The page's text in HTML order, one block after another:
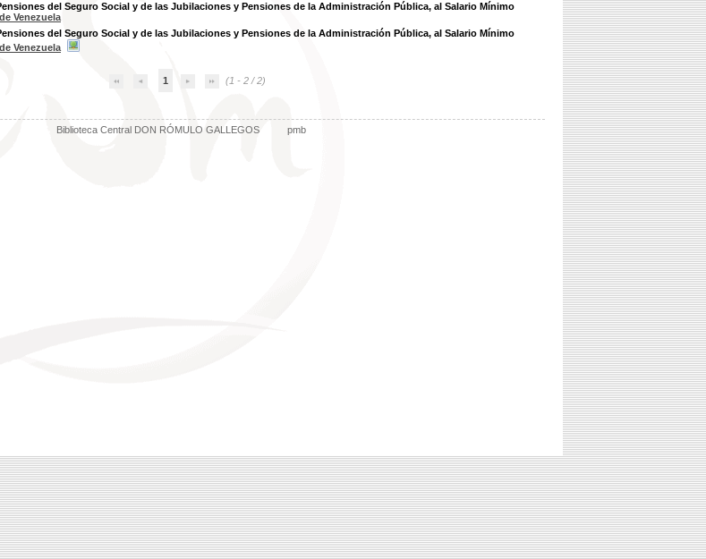
del Seguro Social y de las Jubilaciones y Pensiones de la Administración Pública, al Salario Mínimo
Venezuela
del Seguro Social y de las Jubilaciones y Pensiones de la Administración Pública, al Salario Mínimo
Venezuela
1 (1 - 2 / 2)
Biblioteca Central DON RÓMULO GALLEGOS pmb